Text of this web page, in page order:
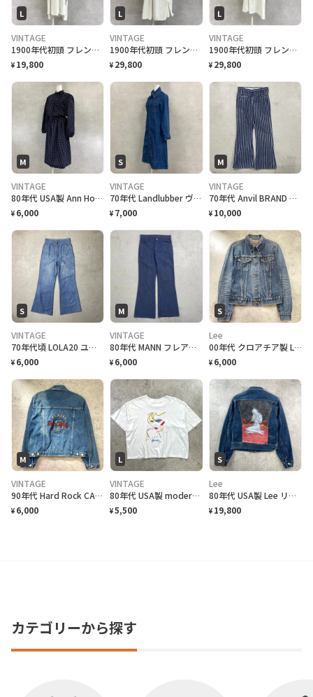
L
VINTAGE
1900年代初頭 フレンチ アンティーク リネン マキシ丈 ナイトドレスワンピース レディースL相当 古着 VINTAGE ユーロヴィンテージ フランスアンティーク 白色
¥ 19,800
L
VINTAGE
1900年代初頭 フレンチ アンティーク リネンスモックシャツ 赤刺繍モノグラム グランパシャツ ワンピース 羊飼い レディースL相当 メンズM相当 古着 VINTAGE ユーロヴィンテージ フランスアンティーク 白色
¥ 29,800
L
VINTAGE
1900年代初頭 フレンチ アンティーク ハンドワーク白糸刺繍 ドレススモックシャツ 刺繍モノグラム ワンピース 羊飼い レディースL相当 古着 VINTAGE ユーロヴィンテージ フランスアンティーク 白色
¥ 29,800
M
VINTAGE
80年代 USA製 Ann Hobbs for CONNECTIONS 総柄ロングワンピース ドレス ペイズリー 小紋柄 ネイビー レディースM相当 古着 VINTAGE レトロ
¥ 6,000
S
VINTAGE
70年代 Landlubber ヴィンテージ デニム シャツ ワンピース レディースS相当 古着 VINTAGE レトロ
¥ 7,000
M
VINTAGE
70年代 Anvil BRAND フレア ベルボトム ヒッコリーストライプ 42TALON メンズW29相当 レディース 古着 70s ヴィンテージ VINTAGE 青色
¥ 10,000
S
VINTAGE
70年代頃 LOLA20 ユーロ フレアデニムパンツ レディースW27相当 古着 ジーンズ ブーツカット ハイウエスト オレンジステッチ
¥ 6,000
M
VINTAGE
80年代 MANN フレアデニムパンツ ブーツカット レディースW29相当 42TALON 古着 80s Y2K ヴィンテージ VINTAGE アメカジ BOOT CUT ジーンズ 紺色
¥ 6,000
S
Lee
00年代 クロアチア製 Levi's ユーロリーバイス 70590-0402 デニムジャケット レディースS相当 古着 00s ヴィンテージ VINTAGE アメカジ トラッカージャケット
¥ 6,000
M
VINTAGE
90年代 Hard Rock CAFE ハードロックカフェ ドバイ バックロゴ 刺繍 デニムジャケット レディースM相当 キッズXL レディース 古着 90'S VINTAGE
¥ 6,000
L
VINTAGE
80年代 USA製 modern girls アート プリントTシャツ ショート丈 レディースL相当 古着 80s シングルステッチ ヴィンテージ VINTAGE 短丈 白
¥5,500
S
Lee
80年代 USA製 Lee リー 空山基 SEXY ROBOT セクシーロボット デニムジャケット レディースS相当 メンズXS相当 古着 80s VINTAGE ヴィンテージ アメカジ カスタムプリント 青色
¥ 19,800
カテゴリーから探す